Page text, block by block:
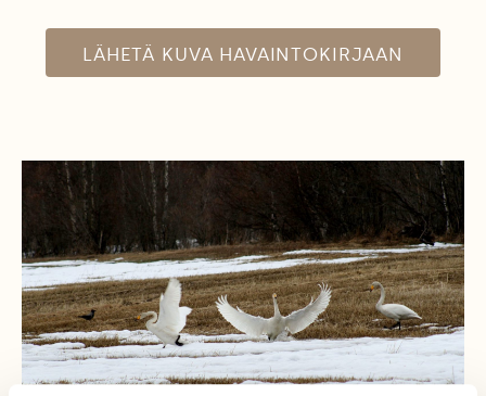
LÄHETÄ KUVA HAVAINTOKIRJAAN